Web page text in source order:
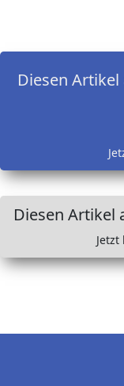
Diesen
Diesen Artikel